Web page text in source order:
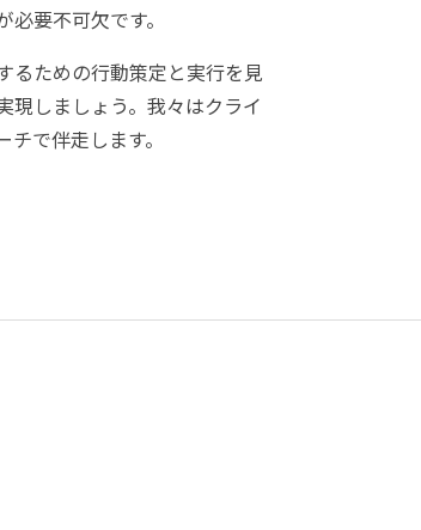
要不可欠です。
るための行動策定と実行を見
現しましょう。我々はクライ
で伴走します。